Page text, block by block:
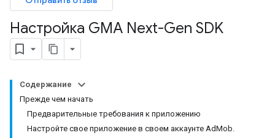
Настройка GMA Next-Gen SDK
Содержание
Прежде чем начать
Предварительные требования к приложению
Настройте свое приложение в своем аккаунте AdMob.